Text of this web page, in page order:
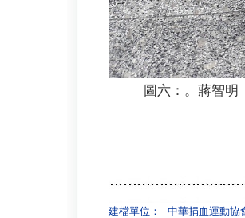
圖六：。蔣智明
建檔單位： 中華捐血運動協